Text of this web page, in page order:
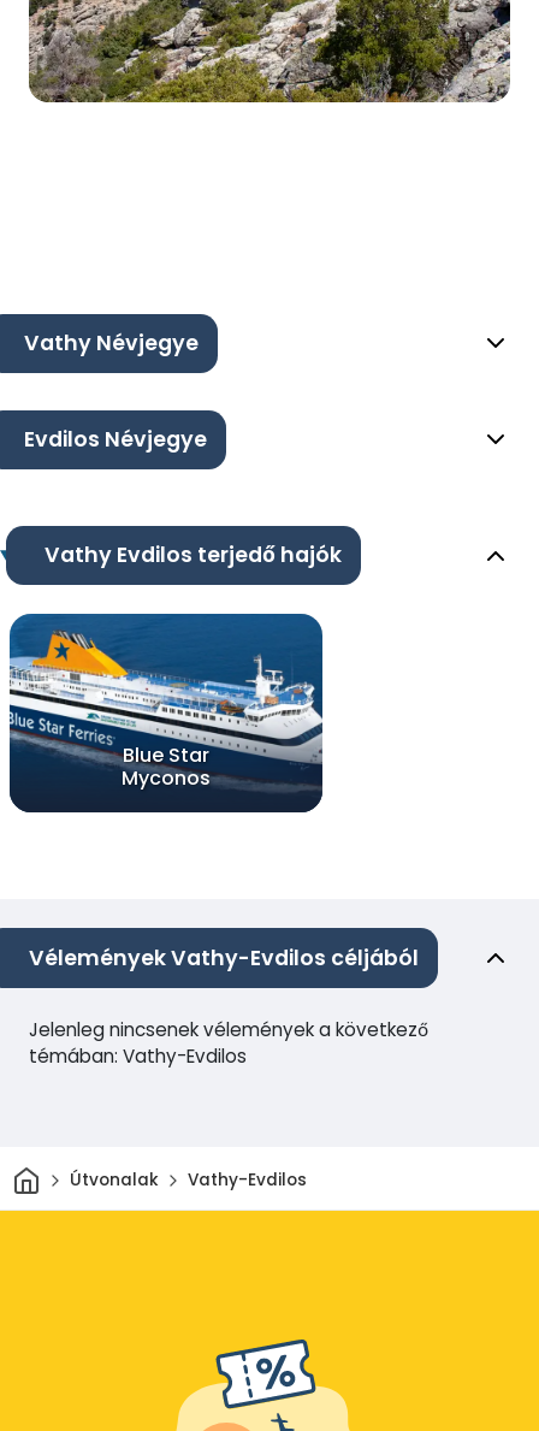
Vathy Névjegye
Evdilos Névjegye
Vathy Evdilos terjedő hajók
Blue Star
Myconos
Vélemények Vathy-Evdilos céljából
Jelenleg nincsenek vélemények a következő
témában: Vathy-Evdilos
Otthon
Útvonalak Vathy-Evdilos